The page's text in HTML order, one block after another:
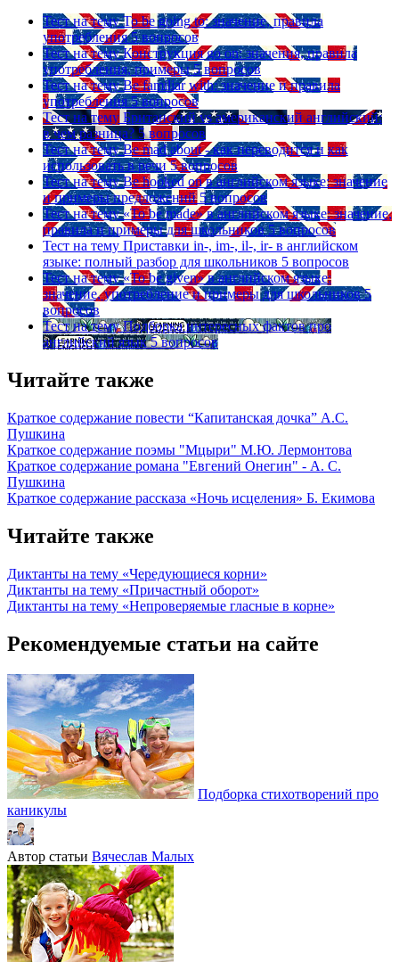
Тест на тему To be going to: значение, правила
употребления 5 вопросов
Тест на тему Конструкция go on: значения, правила
употребления, примеры 5 вопросов
Тест на тему Be familiar with: значение и правила
употребления 5 вопросов
Тест на тему Британский vs американский английский:
в чем разница? 5 вопросов
Тест на тему Be mad about - как переводится и как
использовать в речи 5 вопросов
Тест на тему Be hooked on в английском языке: значение
и примеры предложений 5 вопросов
Тест на тему «To be made» в английском языке: значение,
правила и примеры для школьников 5 вопросов
Тест на тему Приставки in-, im-, il-, ir- в английском
языке: полный разбор для школьников 5 вопросов
Тест на тему «To be given» в английском языке:
значение, употребление и примеры для школьников 5
вопросов
Тест на тему Подборка интересных фактов про
английский язык 5 вопросов
Читайте также
Краткое содержание повести “Капитанская дочка” А.С.
Пушкина
Краткое содержание поэмы "Мцыри" М.Ю. Лермонтова
Краткое содержание романа "Евгений Онегин" - А. С.
Пушкина
Краткое содержание рассказа «Ночь исцеления» Б. Екимова
Читайте также
Диктанты на тему «Чередующиеся корни»
Диктанты на тему «Причастный оборот»
Диктанты на тему «Непроверяемые гласные в корне»
Рекомендуемые статьи на сайте
Подборка стихотворений про
каникулы
Автор статьи Вячеслав Малых